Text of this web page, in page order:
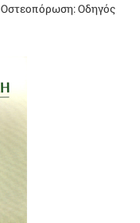
Οστεοπόρωση: Οδηγός